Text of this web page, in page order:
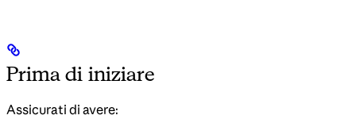
Prima di iniziare
Assicurati di avere: